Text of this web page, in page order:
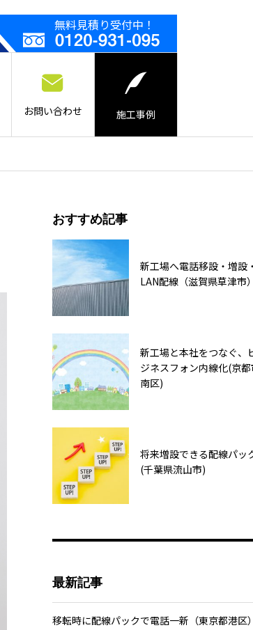
無料見積り受付中！
お問い合わせ 施工事例
おすすめ記事
新工場へ電話移設・増設
LAN配線（滋賀県草津市
新工場と本社をつなぐ、
ジネスフォン内線化(京
南区)
将来増設できる配線パッ
(千葉県流山市)
最新記事
移転時に配線パックで電話一新（東京都港区